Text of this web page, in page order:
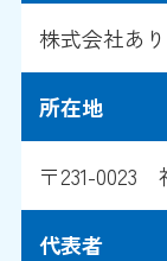
株式会社あ
所在地
〒231-0023
代表者